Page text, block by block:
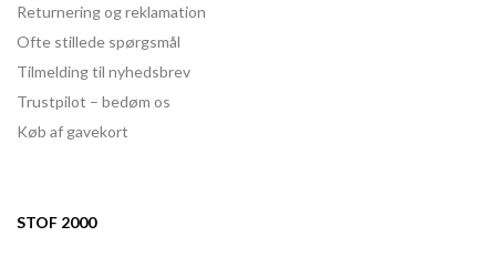
Returnering og reklamation
Ofte stillede spørgsmål
Tilmelding til nyhedsbrev
Trustpilot – bedøm os
Køb af gavekort
STOF 2000